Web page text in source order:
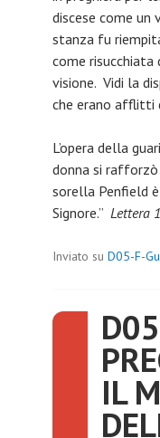
discese come
stanza fu
come risucchiata
visione. Vidi la
che erano afflitti
L’opera della
donna si
sorella Penfield
Signore.” Lettera
Inviato su D05-F-
IL